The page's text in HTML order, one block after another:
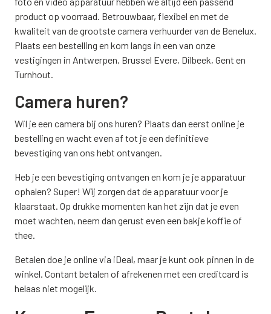
product op voorraad. Betrouwbaar, flexibel en met de
kwaliteit van de grootste camera verhuurder van de Benelux.
Plaats een bestelling en kom langs in een van onze
vestigingen in Antwerpen, Brussel Evere, Dilbeek, Gent en
Turnhout.
Camera huren?
Wil je een camera bij ons huren? Plaats dan eerst online je
bestelling en wacht even af tot je een definitieve
bevestiging van ons hebt ontvangen.
Heb je een bevestiging ontvangen en kom je je apparatuur
ophalen? Super! Wij zorgen dat de apparatuur voor je
klaarstaat. Op drukke momenten kan het zijn dat je even
moet wachten, neem dan gerust even een bakje koffie of
thee.
Betalen doe je online via iDeal, maar je kunt ook pinnen in de
winkel. Contant betalen of afrekenen met een creditcard is
helaas niet mogelijk.